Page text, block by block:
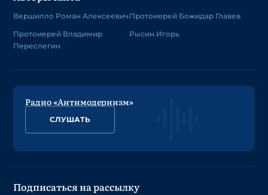
Вершилло Роман Алексеевич
Протоиерей Владимир
Переслегин
Протоиерей Божидар Главев
Рысин Игорь
Радио «Антимодернизм»
СЛУШАТЬ
Подписаться на рассылку